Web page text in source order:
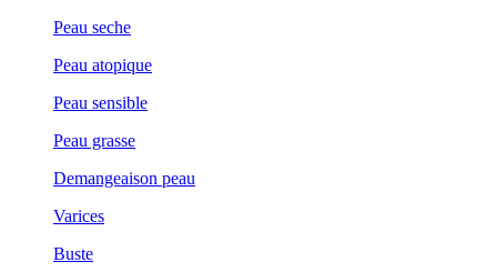
Peau seche
Peau atopique
Peau sensible
Peau grasse
Demangeaison peau
Varices
Buste